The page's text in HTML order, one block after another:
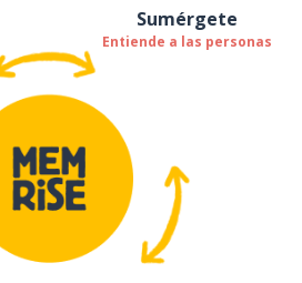
Sumérgete
Entiende a las personas